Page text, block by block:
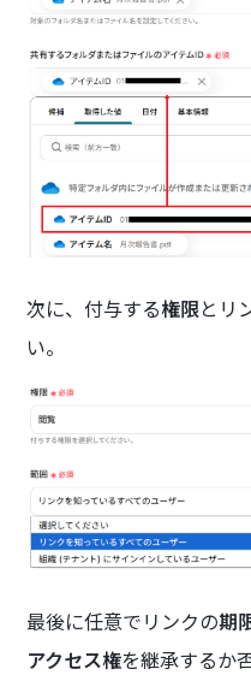
次に、付与する権限とリ
い。
最後に任意でリンクの期
アクセス権を継承するか